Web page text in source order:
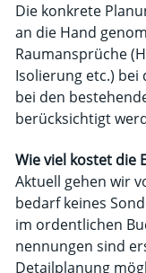
Die konkrete
an die Hand
Raumansprüche
Isolierung etc.)
bei den
berücksichtigt
Wie viel kostet die
Aktuell gehen wir
bedarf keines
im ordentlichen
nennungen sind
Detailplanung